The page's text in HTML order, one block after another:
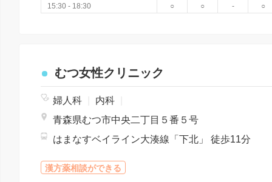
15:30 - 18:30
○ ○ - ○
むつ女性クリニック
婦人科 内科
青森県むつ市中央二丁目５番５号
はまなすベイライン大湊線「下北」 徒歩11分
漢方薬相談ができる